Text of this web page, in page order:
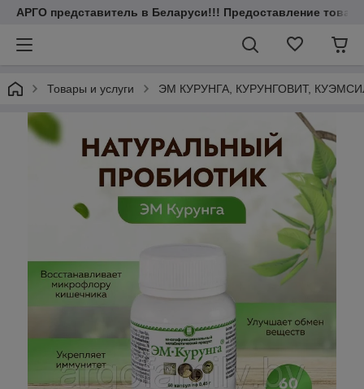
АРГО представитель в Беларуси!!! Предоставление
Товары и услуги ЭМ КУРУНГА, КУРУНГОВИТ, КУЭМСИЛ,